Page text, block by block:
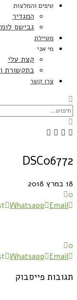
טיפים והמלצות
המגדיר
גבישס
מטיילת
מי אני
קצת עלי
בתקשורת
צרו קשר
DSC06772
18 במרץ 2018
0
Whatsapp Email
0
Whatsapp Email
תגובות פייסבוק